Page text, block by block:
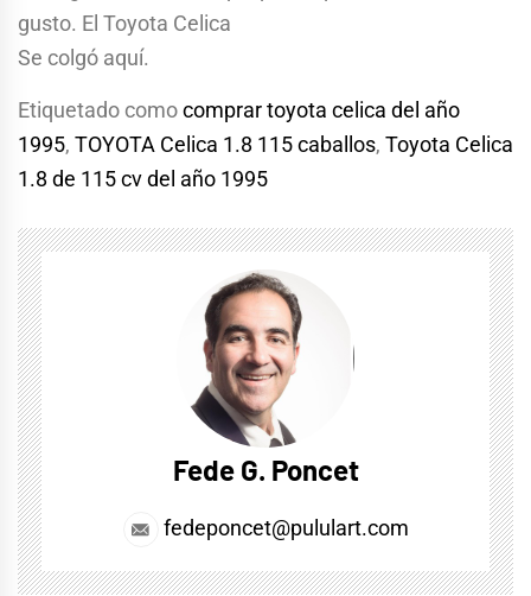
gusto. El Toyota Celica
Se colgó aquí.
Etiquetado comocomprar toyota celica del año
1995, TOYOTA Celica 1.8 115 caballos, Toyota Celica
1.8 de 115 cv del año 1995
Fede G. Poncet
fedeponcet@pululart.com